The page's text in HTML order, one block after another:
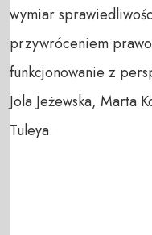
wymiar
przywróceniem
funkcjonowanie z
Jola Jeżewska, Marta
Tuleya.